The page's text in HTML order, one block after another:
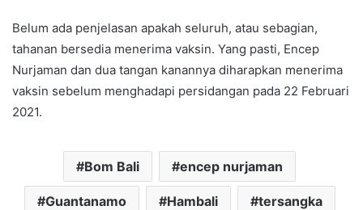
Belum ada penjelasan apakah seluruh, atau sebagian,
tahanan bersedia menerima vaksin. Yang pasti, Encep
Nurjaman dan dua tangan kanannya diharapkan menerima
vaksin sebelum menghadapi persidangan pada 22 Februari
2021.
Bom Bali encep nurjaman
Guantanamo Hambali tersangka